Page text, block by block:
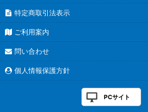
赫月ノ使者
ぶっちぎりスタートデッキ 聖域の光剣士＆
幻真星戦
特定商取引法表示
ご利用案内
問い合わせ
個人情報保護方針
PCサイト